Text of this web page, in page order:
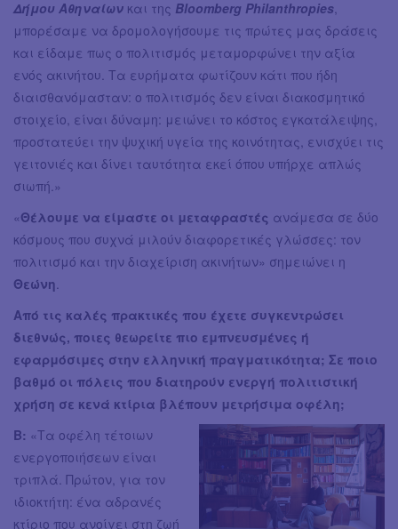
Δήμου Αθηναίων και της Bloomberg Philanthropies
μπορέσαμε να δρομολογήσουμε τις πρώτες μας δράσεις
και είδαμε πως ο πολιτισμός μεταμορφώνει την αξία
ενός ακινήτου. Τα ευρήματα φωτίζουν κάτι που ήδη
διαισθανόμασταν: ο πολιτισμός δεν είναι διακοσμητικό
στοιχείο, είναι δύναμη: μειώνει το κόστος εγκατάλειψης,
προστατεύει την ψυχική υγεία της κοινότητας, ενισχύει τις
γειτονιές και δίνει ταυτότητα εκεί όπου υπήρχε απλώς
σιωπή.»
«Θέλουμε να είμαστε οι μεταφραστές ανάμεσα σε δύο
κόσμους που συχνά μιλούν διαφορετικές γλώσσες: τον
πολιτισμό και την διαχείριση ακινήτων» σημειώνει η
Θεώνη
Από τις καλές πρακτικές που έχετε συγκεντρώσει
διεθνώς, ποιες θεωρείτε πιο εμπνευσμένες ή
εφαρμόσιμες στην ελληνική πραγματικότητα; Σε ποιο
βαθμό οι πόλεις που διατηρούν ενεργή πολιτιστική
χρήση σε κενά κτίρια βλέπουν μετρήσιμα οφέλη;
Β: «Τα οφέλη τέτοιων
ενεργοποιήσεων είναι
τριπλά. Πρώτον, για τον
ιδιοκτήτη: ένα αδρανές
κτίριο που ανοίγει στη ζωή